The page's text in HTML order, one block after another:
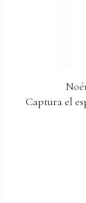
Captura el